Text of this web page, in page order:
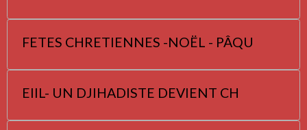
FETES CHRETIENNES -NOËL - PÂQU
EIIL- UN DJIHADISTE DEVIENT CH